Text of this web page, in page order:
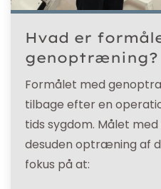
Hvad er
genoptræning?
Formålet med
tilbage efter en
tids sygdom. Målet
desuden optræning af
fokus på at: